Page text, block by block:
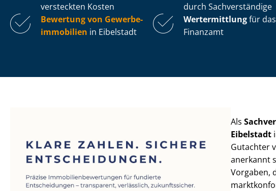
versteckten Kosten
durch Sachverständige
Bewertung von Ge­wer­be­
im­mo­bi­li­en in Eibelstadt
Wertermittlungfür das
Finanzamt
Als
Eibelstadt
Gutachter
anerkannt
Vorgaben,